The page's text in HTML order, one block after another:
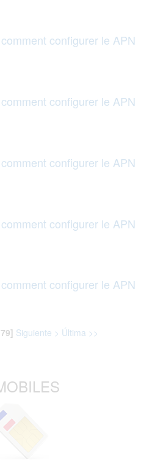
configurer le APN
configurer le APN
configurer le APN
configurer le APN
configurer le APN
79] Siguiente > Última >>